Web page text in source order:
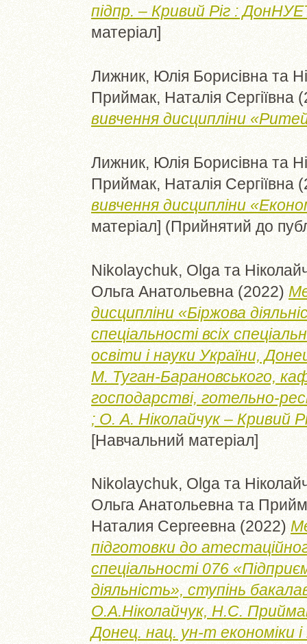
підпр. – Кривий Ріг :
матеріал]
Лижник, Юлія Борисівна та
Приймак, Наталія Сергіївна
вивчення дисципліни
Лижник, Юлія Борисівна та
Приймак, Наталія Сергіївна
вивчення дисципліни
матеріал] (Прийнятий до
Nikolaychuk, Olga та
Ольга Анатольевна (2022)
дисципліни «Біржова
спеціальності всіх
освіти і науки України,
М. Туган-Барановського,
господарстві, готельно-
; О. А. Ніколайчук – Кривий
[Навчальний матеріал]
Nikolaychuk, Olga та
Ольга Анатольевна та
Наталия Сергеевна (2022)
підготовки до
спеціальності 076
діяльність», ступінь
О.А.Ніколайчук, Н.С.
Донец. нац. ун-т економіки